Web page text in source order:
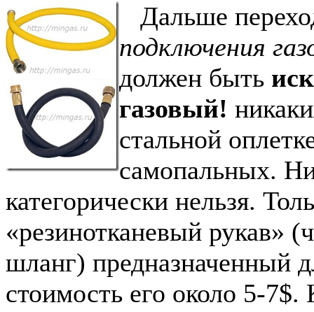
Дальше
подключения
должен быть
газовый!
стальной
самопальных.
категорически нельзя.
«резинотканевый рукав»
шланг) предназначенный
стоимость его около 5-